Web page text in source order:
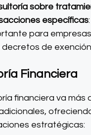
sobre
específicas
para
de
Financiera
financiera va más
estratégicas: